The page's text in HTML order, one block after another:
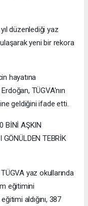
düzenlediği yaz
ulaşarak yeni bir rekora
hayatına
TÜGVA'nın
geldiğini ifade etti.
BİNİ AŞKIN
TEBRİK
yaz okullarında
eğitimini
aldığını, 387